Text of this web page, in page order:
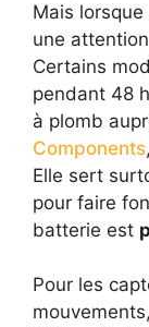
Mais
une
Certains
pendant 48
à plomb
Components
Elle sert
pour faire
batterie est
Pour les